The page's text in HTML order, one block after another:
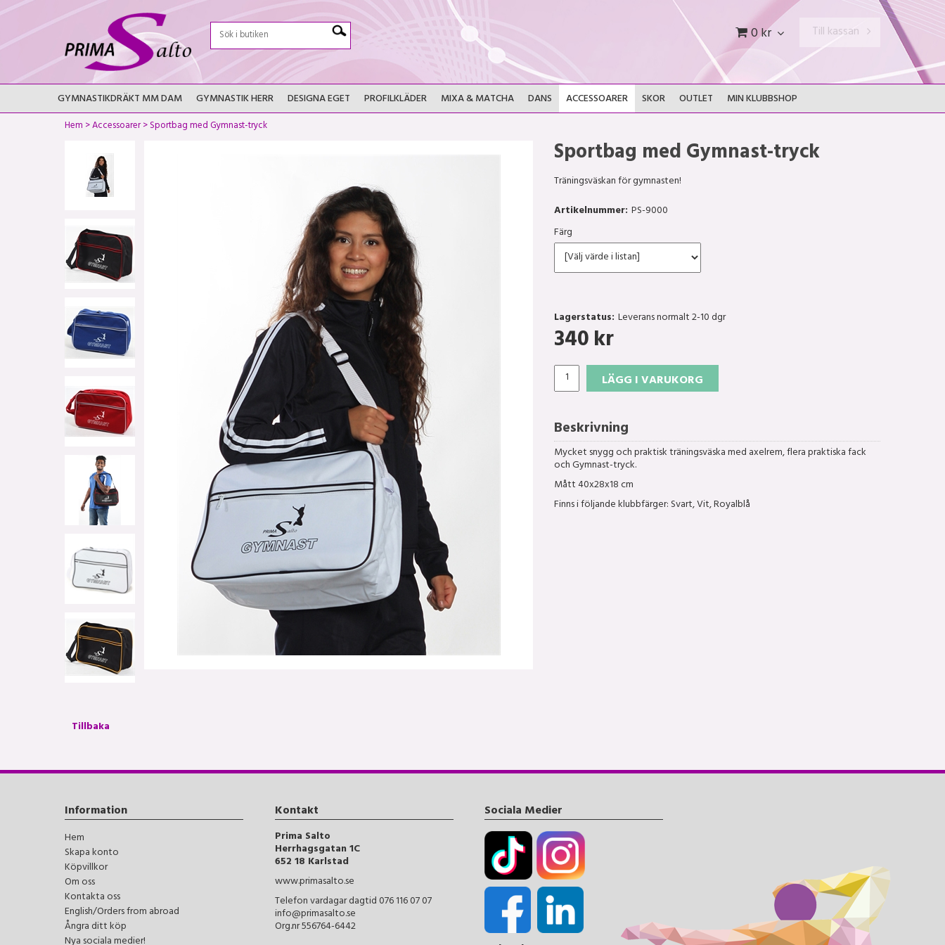
0 kr Till kassan
GYMNASTIKDRÄKT MM DAM GYMNASTIK HERR DESIGNA EGET PROFILKLÄDER MIXA & MATCHA DANS ACCESSOARER SKOR OUTLET MIN KLUBBSHOP
Hem >Accessoarer>Sportbag med Gymnast-tryck
Sportbag med Gymnast-tryck
Träningsväskan för gymnasten!
Artikelnummer: PS-9000
Färg
Lagerstatus: Leverans normalt 2-10 dgr
340kr
LÄGG I VARUKORG
Beskrivning
Mycket snygg och praktisk träningsväska med axelrem, flera praktiska fack
och Gymnast-tryck.
Mått 40x28x18 cm
Finns i följande klubbfärger: Svart, Vit, Royalblå
Tillbaka
Information
Hem
Skapa konto
Köpvillkor
Om oss
Kontakta oss
English/Orders from abroad
Ångra ditt köp
Kontakt
Prima Salto
Herrhagsgatan 1C
652 18 Karlstad
www.primasalto.se
Telefon vardagar dagtid 076 116 07 07
info@primasalto.se
Org.nr 556764-6442
Sociala Medier